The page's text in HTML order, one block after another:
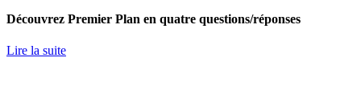
Découvrez Premier Plan en quatre questions/réponses
Lire la suite